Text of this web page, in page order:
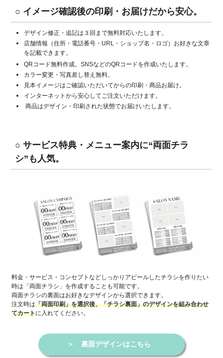
○ イメージ確認後の印刷・お届けだから安心。
デザイン修正・追記は３回まで無料対応いたします。
店舗情報（住所・電話番号・URL・ショップ名・ロゴ）お好きな文章
を記載できます。
QRコード無料作成。SNSなどのQRコードを作成いたします。
カラー変更・写真差し替え無料。
見本イメージはご確認いただいてからの印刷・商品お届け。
インターネットから安心してご注文いただけます。
商品はデザイン・印刷された状態でお届けいたします。
○ サービス特典・メニュー案内に“両面チラ
シ”も人気。
料金・サービス・コンセプトなどしっかりアピールしたチラシを作りたい
時は「両面チラシ」を作成することも可能です。
両面チラシの裏面はお好きなデザインから選択できます。
注文時は「両面印刷」を選択後、「チラシ裏面」のデザインを組み合わせ
てカートに入れてください。
＞ 裏面デザインはこちら